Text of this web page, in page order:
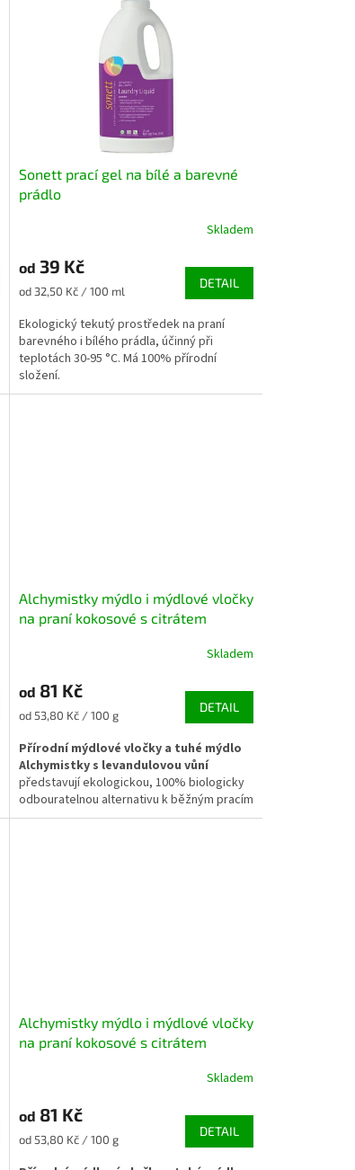
Sonett prací gel na bílé a barevné
prádlo
Skladem
od 39 Kč
Měrná
od 32,50 Kč / 100 ml
DETAIL
Ekologický tekutý prostředek na praní
barevného i bílého prádla, účinný při
teplotách 30-95 °C. Má 100% přírodní
složení.
Alchymistky mýdlo i mýdlové vločky
na praní kokosové s citrátem
Skladem
od 81 Kč
Měrná
od 53,80 Kč / 100 g
DETAIL
Přírodní mýdlové vločky a tuhé mýdlo
Alchymistky s levandulovou vůní
představují ekologickou, 100% biologicky
odbouratelnou alternativu k běžným pracím
a mycím prostředkům. Jsou vyrobeny ze
Alchymistky mýdlo i mýdlové vločky
na praní kokosové s citrátem
Skladem
od 81 Kč
Měrná
od 53,80 Kč / 100 g
DETAIL